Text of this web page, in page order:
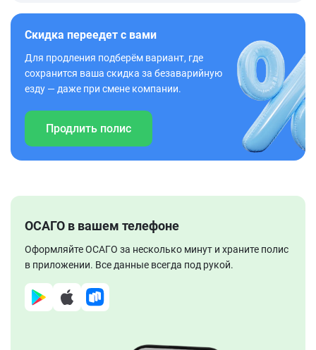
Скидка переедет с вами
Для продления подберём вариант, где
сохранится ваша скидка за безаварийную
езду — даже при смене компании.
Продлить полис
ОСАГО в вашем телефоне
Оформляйте ОСАГО за несколько минут и храните полис
в приложении. Все данные всегда под рукой.